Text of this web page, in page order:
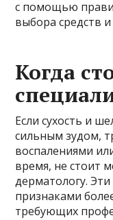
с помощью
выбора средств
Когда
Если сухость и
сильным зудом,
воспалениями
время, не стоит
дерматологу.
признаками
требующих